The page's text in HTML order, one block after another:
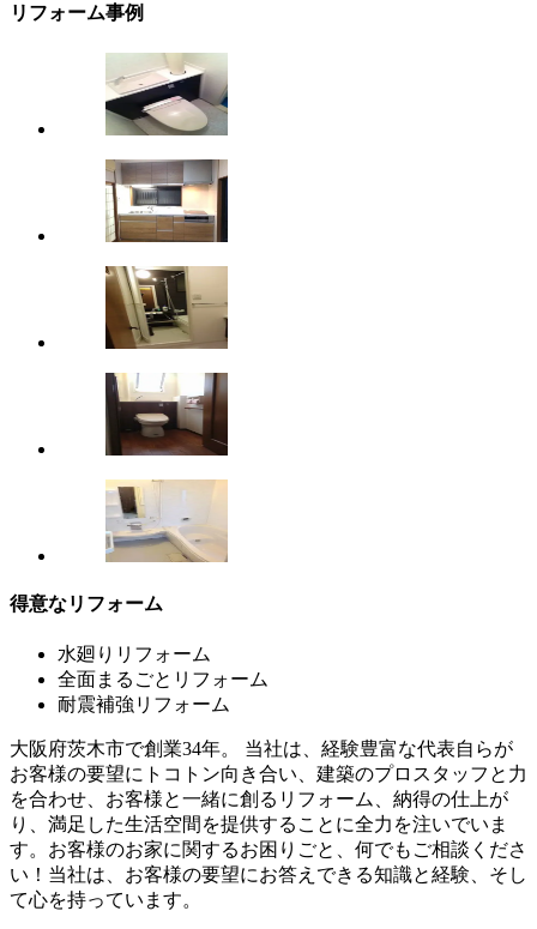
リフォーム事例
得意なリフォーム
水廻りリフォーム
全面まるごとリフォーム
耐震補強リフォーム
大阪府茨木市で創業34年。 当社は、経験豊富な代表自らが
お客様の要望にトコトン向き合い、建築のプロスタッフと力
を合わせ、お客様と一緒に創るリフォーム、納得の仕上が
り、満足した生活空間を提供することに全力を注いでいま
す。お客様のお家に関するお困りごと、何でもご相談くださ
い！当社は、お客様の要望にお答えできる知識と経験、そし
て心を持っています。